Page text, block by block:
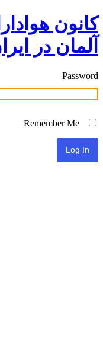
کانون
آلمان در
Password
Remember Me